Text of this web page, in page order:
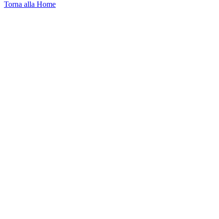
Torna alla Home